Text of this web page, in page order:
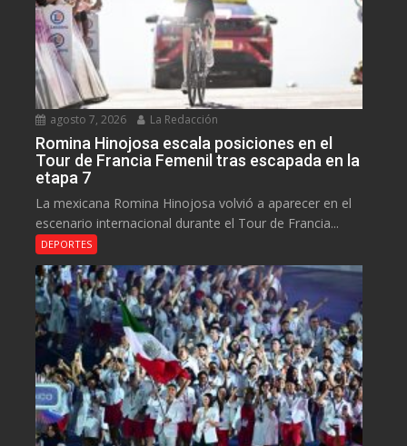
agosto 7, 2026 La Redacción
Romina Hinojosa escala posiciones en el
Tour de Francia Femenil tras escapada en la
etapa 7
La mexicana Romina Hinojosa volvió a aparecer en el
escenario internacional durante el Tour de Francia...
DEPORTES